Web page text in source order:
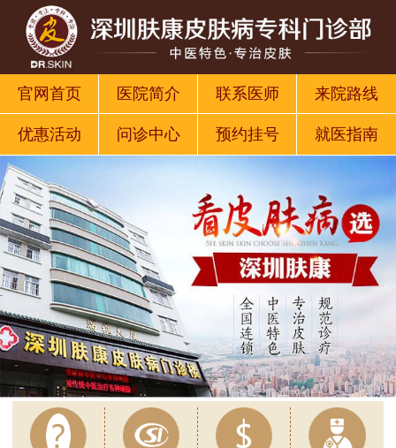
官网首页 医院简介 联系医师 来院路线
优惠活动 问诊中心 预约挂号 就医指南